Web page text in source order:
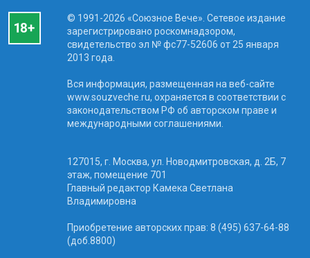
© 1991-2026 «Союзное Вече». Сетевое издание
зарегистрировано роскомнадзором,
свидетельство эл № фc77-52606 от 25 января
2013 года.
Вся информация, размещенная на веб-сайте
www.souzveche.ru, охраняется в соответствии с
законодательством РФ об авторском праве и
международными соглашениями.
127015, г. Москва, ул. Новодмитровская, д. 2Б, 7
этаж, помещение 701
Главный редактор Камека Светлана
Владимировна
Приобретение авторских прав: 8 (495) 637-64-88
(доб.8800)